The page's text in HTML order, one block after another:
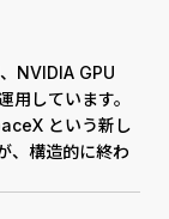
NVIDIA GPU
しています。
という新し
、構造的に終わ